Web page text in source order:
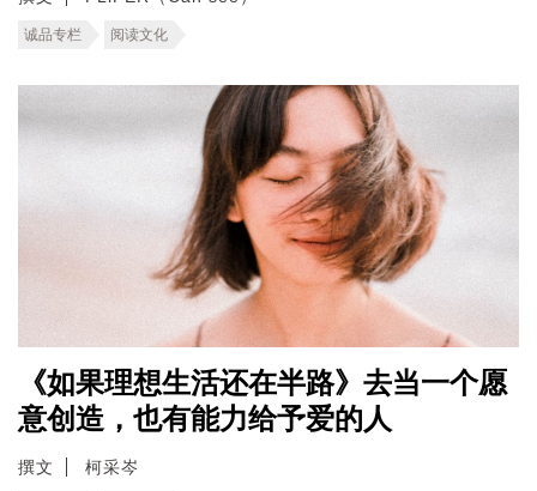
诚品专栏 阅读文化
《如果理想生活还在半路》去当一个愿
意创造，也有能力给予爱的人
撰文 柯采岑